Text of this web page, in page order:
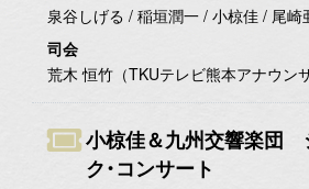
泉谷しげる / 稲垣潤一 / 小椋佳 / 尾崎
司会
荒木 恒竹（TKUテレビ熊本アナウンサ
小椋佳＆九州交響楽団
ク・コンサート